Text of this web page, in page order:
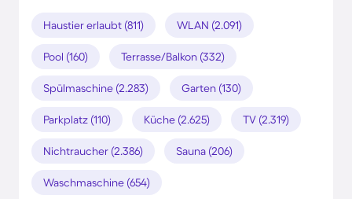
Haustier erlaubt (811) WLAN (2.091)
Pool (160) Terrasse/Balkon (332)
Spülmaschine (2.283) Garten (130)
Parkplatz (110) Küche (2.625) TV (2.319)
Nichtraucher (2.386) Sauna (206)
Waschmaschine (654)